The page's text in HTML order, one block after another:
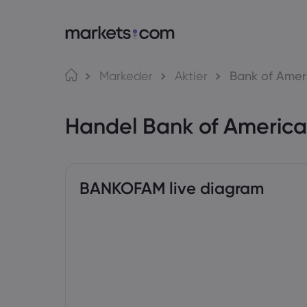
Om Markets.com
Global handel
Vores gruppe
Markeder Aktier Bank of
Handel Bank of America
BANKOFAM live diagram